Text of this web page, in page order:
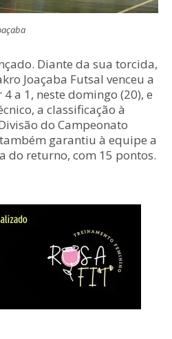
Diante da sua torcida,
Joaçaba Futsal venceu a
a 1, neste domingo (20), e
a classificação à
do Campeonato
garantiu à equipe a
do returno, com 15 pontos.